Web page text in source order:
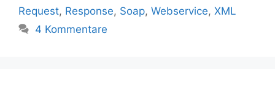
Request, Response, Soap, Webservice, XML
4 Kommentare